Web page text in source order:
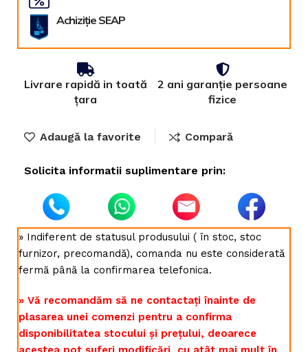
Achiziție SEAP
Livrare rapidă in toată
țara
2 ani garanție persoane
fizice
Adaugă la favorite Compară
Solicita informatii suplimentare prin:
» Indiferent de statusul produsului ( în stoc, stoc
furnizor, precomandă), comanda nu este considerată
fermă până la confirmarea telefonica.
» Vă recomandăm să ne contactați înainte de
plasarea unei comenzi pentru a confirma
disponibilitatea stocului și prețului, deoarece